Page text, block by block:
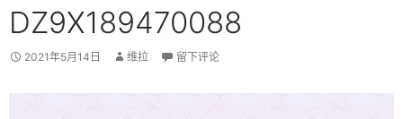
DZ9X189470088
2021年5月14日 维拉 留下评论